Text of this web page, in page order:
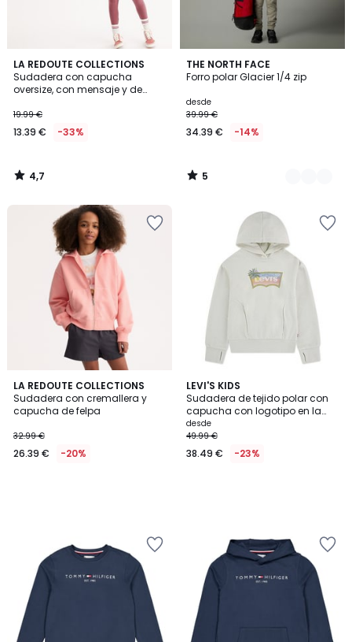
LA REDOUTE COLLECTIONS
Sudadera con capucha
oversize, con mensaje y de
19.99 €
13.39 € -33%
4,7
/ 5
4,7
/
THE NORTH FACE
Forro polar Glacier 1/4 zip
desde
39.99 €
34.39 € -14%
5
/
2
Colores
5
/
LA REDOUTE COLLECTIONS
Sudadera con cremallera y
capucha de felpa
32.99 €
26.39 € -20%
LEVI'S KIDS
Sudadera de tejido polar con
capucha con logotipo en la
parte delantera
desde
49.99 €
38.49 € -23%